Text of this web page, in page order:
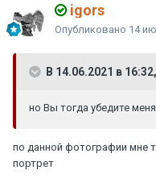
igors
Опубликовано 14
В 14.06.2021 в
но Вы тогда убедите
по данной фотографии мне
портрет